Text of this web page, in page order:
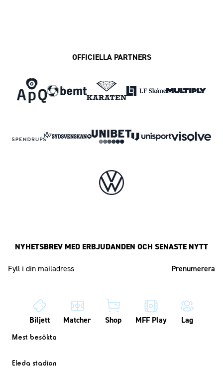
OFFICIELLA PARTNERS
NYHETSBREV MED ERBJUDANDEN OCH SENASTE NYTT
Biljett Matcher Shop MFF Play Lag
Mest besökta
Eleda stadion